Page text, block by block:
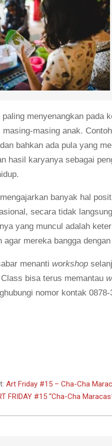
paling menyenangkan pada
masing anak.
bahkan ada pula yang
hasil karyanya sebagai
banyak hal
secara tidak
yang muncul adalah
agar mereka bangga
menanti workshop
bisa terus memantau
nomor kontak
Art Friday #15 – Cha-Cha
FRIDAY #15 “Cha-Cha